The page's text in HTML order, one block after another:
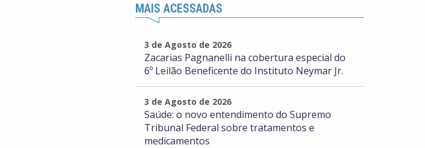
MAIS ACESSADAS
3 de Agosto de 2026
Zacarias Pagnanelli na cobertura especial do
6º Leilão Beneficente do Instituto Neymar Jr.
3 de Agosto de 2026
Saúde: o novo entendimento do Supremo
Tribunal Federal sobre tratamentos e
medicamentos